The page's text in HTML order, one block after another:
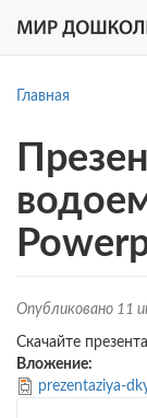
Главная
Опубликовано 11
Скачайте
Вложение:
prezentaziya-